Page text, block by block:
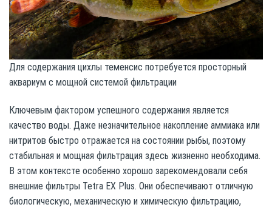
Для содержания цихлы теменсис потребуется просторный
аквариум с мощной системой фильтрации
Ключевым фактором успешного содержания является
качество воды. Даже незначительное накопление аммиака или
нитритов быстро отражается на состоянии рыбы, поэтому
стабильная и мощная фильтрация здесь жизненно необходима.
В этом контексте особенно хорошо зарекомендовали себя
внешние фильтры Tetra EX Plus. Они обеспечивают отличную
биологическую, механическую и химическую фильтрацию,